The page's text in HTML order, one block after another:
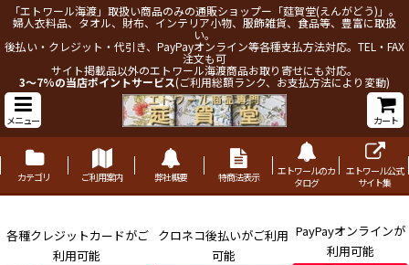
「エトワール海渡」取扱い商品のみの通販ショップー「莚賀堂(えんがどう)」。
婦人衣料品、タオル、財布、インテリア小物、服飾雑貨、食品等、豊富に取扱
い。
後払い・クレジット・代引き、PayPayオンライン等各種支払方法対応。TEL・FAX
注文も可
サイト掲載品以外のエトワール海渡商品お取り寄せにも対応。
3～7%の当店ポイントサービス(ご利用総額ランク、お支払方法により変動)
メニュー カート
カテゴリ ご利用案内 弊社概要 特商法表示
エトワールのカ
タログ
エトワール公式
サイト集
各種クレジットカードがご
利用可能
クロネコ後払いがご利用
可能
PayPayオンラインが
利用可能